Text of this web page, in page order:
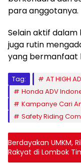
para anggotanya.
Selain aktif dalam
juga rutin
yang bermanfaat
Tag:
AT HIGH
Honda ADV
Kampanye Cari
Safety Riding
Berdayakan UMKM,
Rakyat di Lombok